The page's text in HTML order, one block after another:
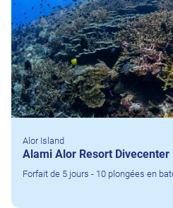
Alor Island
Alami Alor Resort Divecenter
Forfait de 5 jours - 10 plongées en